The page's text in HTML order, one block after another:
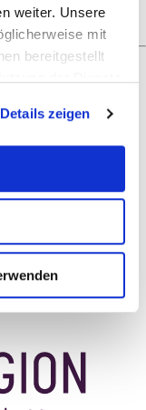
weiter. Unsere
mit
bereitgestellt
Details zeigen
PDF erzeugen